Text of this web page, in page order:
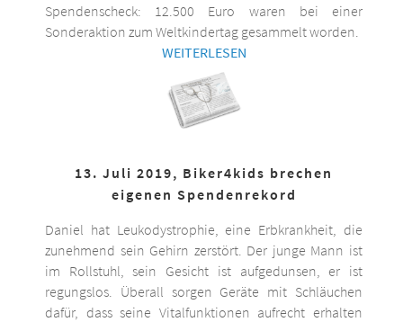
Spendenscheck: 12.500 Euro waren bei einer
Sonderaktion zum Weltkindertag gesammelt worden.
WEITERLESEN
13. Juli 2019, Biker4kids brechen
eigenen Spendenrekord
Daniel hat Leukodystrophie, eine Erbkrankheit, die
zunehmend sein Gehirn zerstört. Der junge Mann ist
im Rollstuhl, sein Gesicht ist aufgedunsen, er ist
regungslos. Überall sorgen Geräte mit Schläuchen
dafür, dass seine Vitalfunktionen aufrecht erhalten